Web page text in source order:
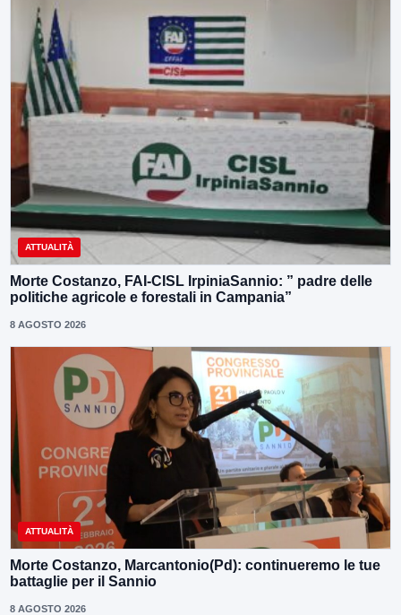
ATTUALITÀ
Morte Costanzo, FAI-CISL IrpiniaSannio: ” padre delle
politiche agricole e forestali in Campania”
8 AGOSTO 2026
ATTUALITÀ
Morte Costanzo, Marcantonio(Pd): continueremo le tue
battaglie per il Sannio
8 AGOSTO 2026